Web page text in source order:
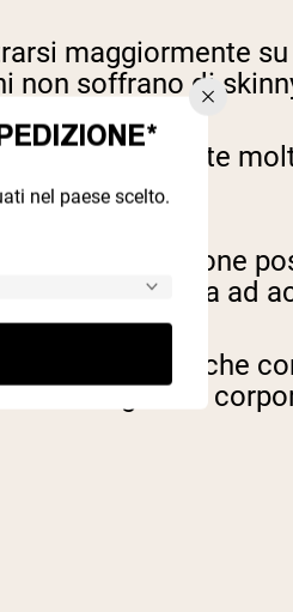
maggiormente
non soffrano di
e scegliere diete
fat. Due persone
genetica ad
possono anche
di grasso
nel paese scelto.